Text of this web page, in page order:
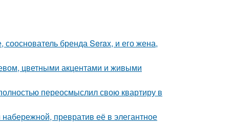
бренда Serax, и его жена,
цветными акцентами и живыми
переосмыслил свою квартиру в
превратив её в элегантное